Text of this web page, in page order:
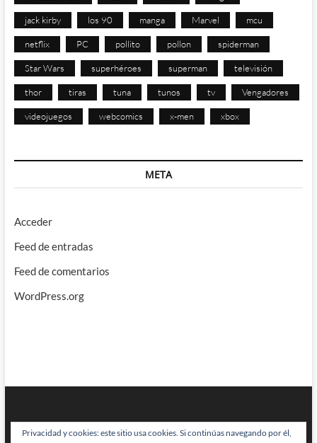
jack kirby los 90 manga Marvel mcu
netflix PC pollito pollon spiderman
Star Wars superhéroes superman televisión
thor tiras tuna tunos tv Vengadores
videojuegos webcomics x-men xbox
META
Acceder
Feed de entradas
Feed de comentarios
WordPress.org
Privacidad y cookies: este sitio usa cookies. Si continúas navegando por él,